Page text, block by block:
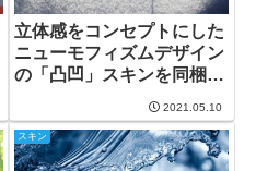
立体感をコンセプトにした
ニューモフィズムデザイン
の「凸凹」スキンを同梱追
2021.05.10
スキン